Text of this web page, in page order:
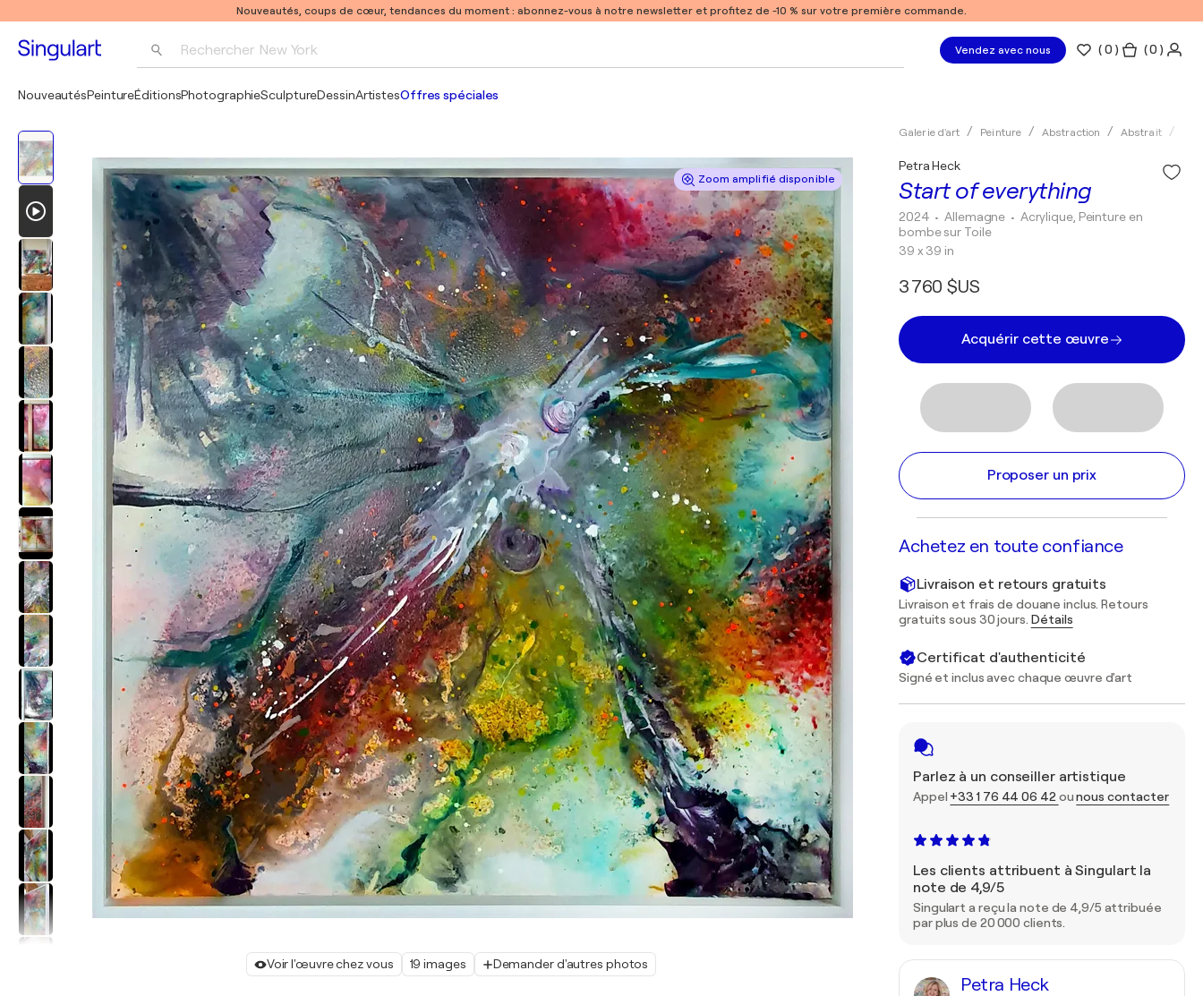
Nouveautés, coups de cœur, tendances du moment : abonnez-vous à notre newsletter et profitez de -10 % sur votre première commande.
Rechercher New York
Pablo Picasso
Vendez avec nous (0 ) ( 0 )
NouveautésPeintureÉditionsPhotographieSculptureDessinArtistesOffres spéciales
Zoom amplifié disponible
Voir l'œuvre chez vous 19 images Demander d'autres photos
Galerie d'art Peinture Abstraction Abstrait
Start of everything
Petra Heck
2024 • Allemagne • Acrylique, Peinture en
bombe sur Toile
39 x 39 in
3 760 $US
Acquérir cette œuvre
Proposer un prix
Achetez en toute confiance
Livraison et retours gratuits
Livraison et frais de douane inclus. Retours
gratuits sous 30 jours. Détails
Certificat d'authenticité
Signé et inclus avec chaque œuvre d'art
Parlez à un conseiller artistique
Appel +33 1 76 44 06 42 ounous contacter
Les clients attribuent à Singulart la
note de 4,9/5
Singulart a reçu la note de 4,9/5 attribuée
par plus de 20 000 clients.
Petra Heck